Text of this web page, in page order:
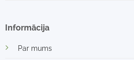
Informācija
Par mums